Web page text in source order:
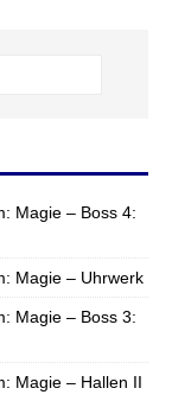
Magie – Boss 4:
Magie – Uhrwerk
Magie – Boss 3:
Magie – Hallen II